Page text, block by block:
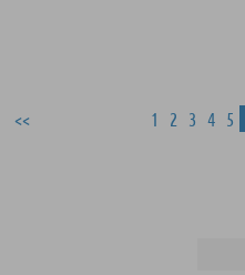
1 2 3 4 5